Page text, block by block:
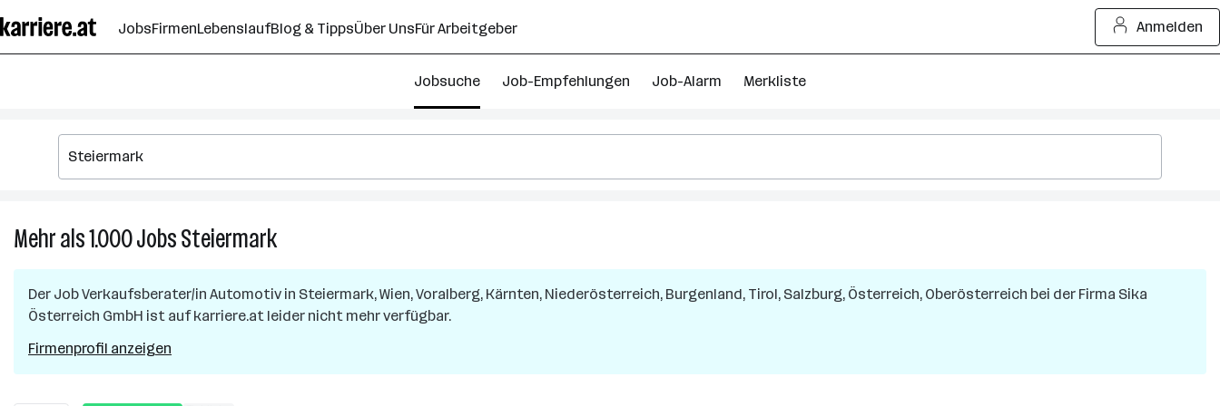
Seiteninhalt
springen
JobsFirmenLebenslaufBlog & TippsÜber UnsFür Arbeitgeber Anmelden
Jobsuche Job-Empfehlungen Job-Alarm Merkliste
Mehr als 1.000JobsSteiermarkMehr
Jobs
in
Der JobVerkaufsberater/in Automotiv in Steiermark, Wien, Voralberg, Kärnten, Niederösterreich, Burgenland, Tirol, Salzburg, Österreich, Oberösterreich bei der Firma Sika
Österreich GmbH ist auf karriere.at leider nicht mehr verfügbar.
Firmenprofil anzeigen